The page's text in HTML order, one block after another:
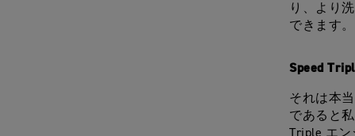
り、より
できます。
Speed
それは本
であると